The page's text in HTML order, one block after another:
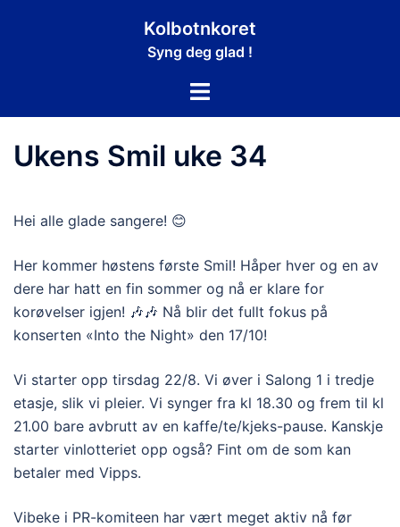
Kolbotnkoret
Syng deg glad !
Toggle
Ukens Smil uke 34
Hei alle glade sangere! 😊
Her kommer høstens første Smil! Håper hver og en av
dere har hatt en fin sommer og nå er klare for
korøvelser igjen! 🎶🎶 Nå blir det fullt fokus på
konserten «Into the Night» den 17/10!
Vi starter opp tirsdag 22/8. Vi øver i Salong 1 i tredje
etasje, slik vi pleier. Vi synger fra kl 18.30 og frem til kl
21.00 bare avbrutt av en kaffe/te/kjeks-pause. Kanskje
starter vinlotteriet opp også? Fint om de som kan
betaler med Vipps.
Vibeke i PR-komiteen har vært meget aktiv nå før